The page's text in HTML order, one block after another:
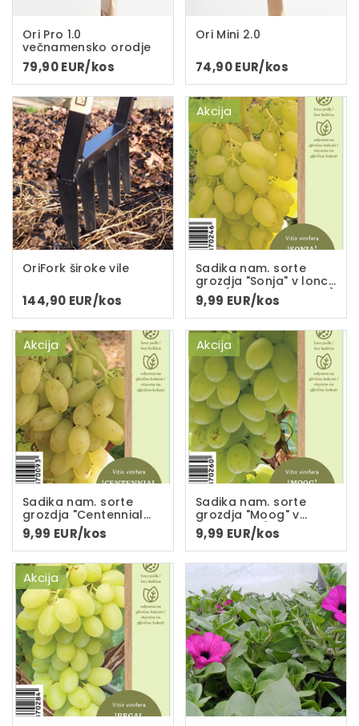
Ori Pro 1.0
večnamensko orodje
79,90 EUR/kos
Ori Mini 2.0
74,90 EUR/kos
OriFork široke vile
144,90 EUR/kos
Sadika nam. sorte
grozdja "Sonja" v loncu
C-2L(dvoletna sadika)
9,99 EUR/kos
Akcija
Sadika nam. sorte
grozdja "Centennial
seedless" v loncu C-
2L(dvoletna sadika)
9,99 EUR/kos
Akcija
Sadika nam. sorte
grozdja "Moog" v
loncu C-2L(dvoletna
sadika)
9,99 EUR/kos
Akcija
Akcija